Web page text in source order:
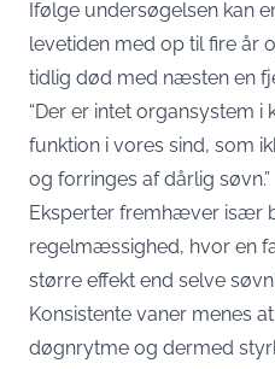
Ifølge undersøgelsen kan
levetiden med op til fire år
tidlig død med næsten en
“Der er intet organsystem
funktion i vores sind, som
og forringes af dårlig søvn.”
Eksperter fremhæver især
regelmæssighed, hvor en
større effekt end selve
Konsistente vaner menes
døgnrytme og dermed